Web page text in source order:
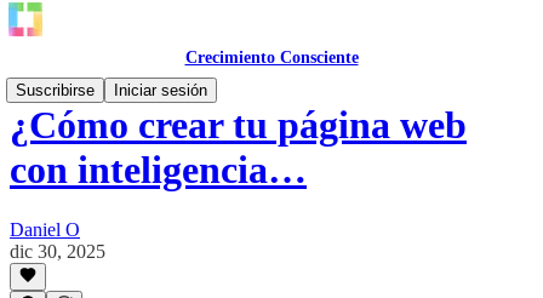
Crecimiento Consciente
Suscribirse
Iniciar sesión
¿Cómo crear tu página web
con inteligencia…
Daniel O
dic 30, 2025